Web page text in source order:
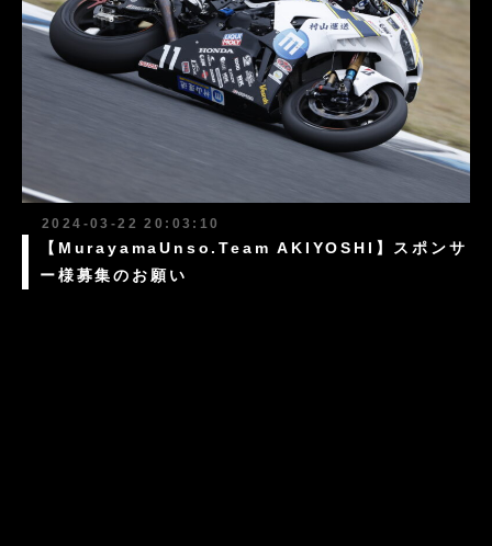
2024-03-22 20:03:10
【MurayamaUnso.Team AKIYOSHI】スポンサ
ー様募集のお願い